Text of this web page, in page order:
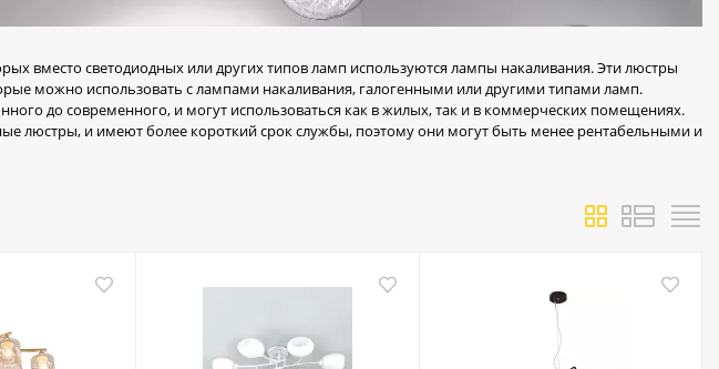
вместо светодиодных или других типов ламп используются лампы накаливания. Эти люстры
можно использовать с лампами накаливания, галогенными или другими типами ламп.
до современного, и могут использоваться как в жилых, так и в коммерческих помещениях.
люстры, и имеют более короткий срок службы, поэтому они могут быть менее рентабельными и